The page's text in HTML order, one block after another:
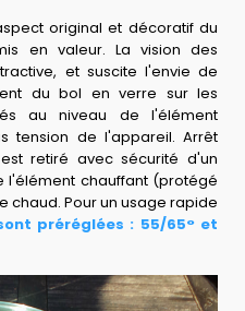
original et décoratif du
en valeur. La vision des
et suscite l'envie de
du bol en verre sur les
au niveau de l'élément
tension de l'appareil. Arrêt
retiré avec sécurité d'un
l'élément chauffant (protégé
chaud. Pour un usage rapide
préréglées : 55/65° et